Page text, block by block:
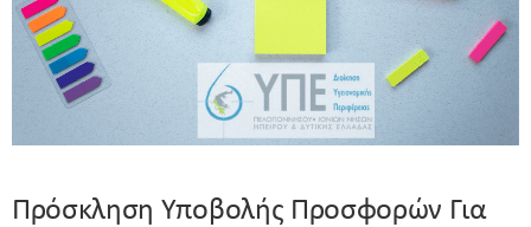
Πρόσκληση Υποβολής Προσφορών Για